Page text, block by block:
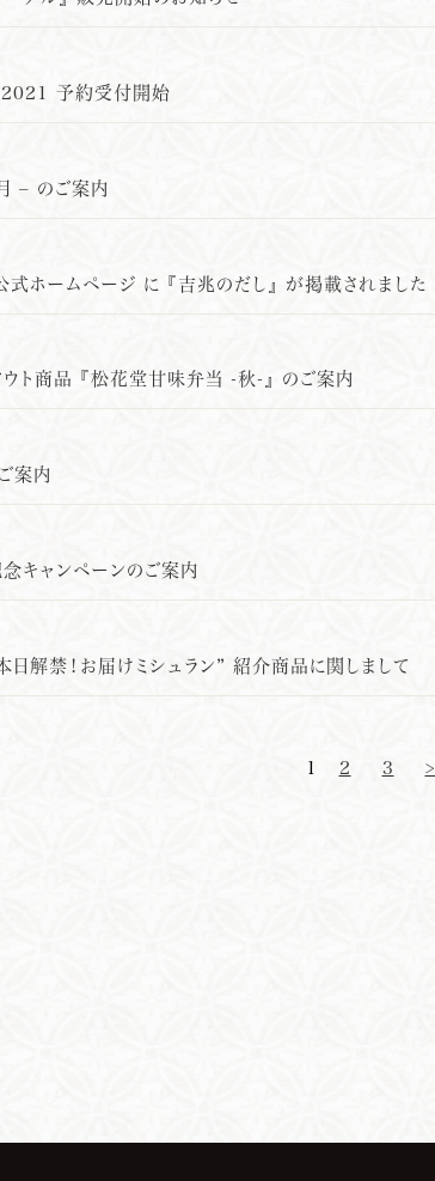
予約受付開始
– のご案内
式ホームページ に 『吉兆のだし』 が掲載されました
ト商品 『松花堂甘味弁当 -秋-』 のご案内
案内
キャンペーンのご案内
日解禁！お届けミシュラン” 紹介商品に関しまして
1 2 3 >